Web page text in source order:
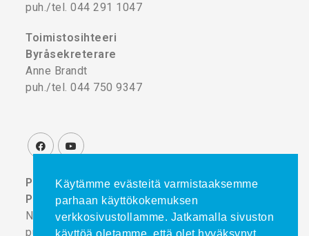
puh./tel. 044 291 1047
Toimistosihteeri
Byråsekreterare
Anne Brandt
puh./tel. 044 750 9347
Projektikoordinaattori
Projektkoordinator
Noora Turtinen
puh./tel. 044 777 8839
Käytämme evästeitä varmistaaksemme
parhaan käyttökokemuksen
verkkosivustollamme. Jatkamalla sivuston
käyttöä oletamme, että olet hyväksynyt